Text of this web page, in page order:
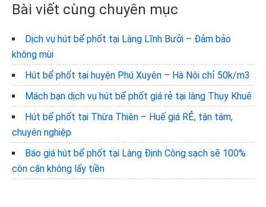
Bài viết cùng chuyên mục
Dịch vụ hút bể phốt tại Làng Lĩnh Bưởi – Đảm bảo
không mùi
Hút bể phốt tại huyện Phú Xuyên – Hà Nội chỉ 50k/m3
Mách bạn dịch vụ hút bể phốt giá rẻ tại làng Thụy Khuê
Hút bể phốt tại Thừa Thiên – Huế giá RẺ, tận tâm,
chuyên nghiệp
Báo giá hút bể phốt tại Làng Định Công sạch sẽ 100%
còn cặn không lấy tiền